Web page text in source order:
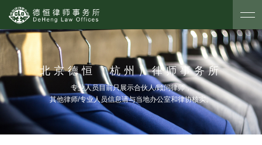
北京德恒（杭州）律师事务所
专业人员目前只展示合伙人/顾问律师，
其他律师/专业人员信息请与当地办公室和律协核实。